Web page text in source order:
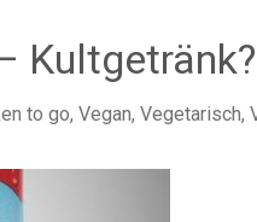
Kultgetränk?
to go, Vegan, Vegetarisch,